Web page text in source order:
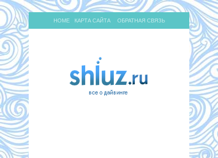
HOME КАРТА САЙТА ОБРАТНАЯ СВЯЗЬ